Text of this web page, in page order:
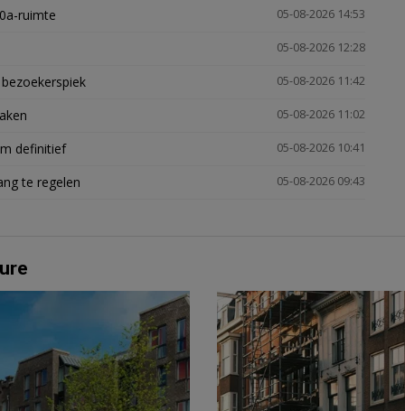
05-08-2026 14:53
ruimte
05-08-2026 12:28
05-08-2026 11:42
05-08-2026 11:02
05-08-2026 10:41
definitief
05-08-2026 09:43
te regelen